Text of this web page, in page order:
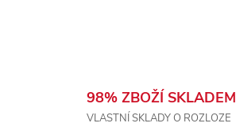
98% ZBOŽÍ SKLADEM
VLASTNÍ SKLADY O ROZLOZE